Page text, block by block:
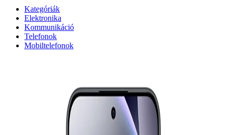
Kategóriák
Elektronika
Kommunikáció
Telefonok
Mobiltelefonok